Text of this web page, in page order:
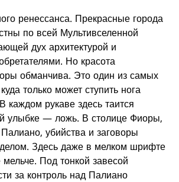
ренессанса. Прекрасные города
по всей Мультивселенной
дух архитектурой и
Но красота
обманчива. Это один из самых
только может ступить нога
каждом рукаве здесь таится
улыбке — ложь. В столице Фиоры,
убийства и заговоры
Здесь даже в мелком шрифте
Под тонкой завесой
за контроль над Палиано